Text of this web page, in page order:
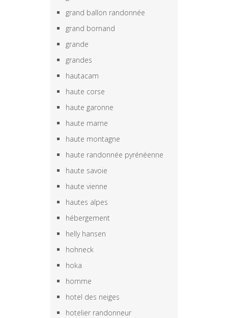
grand ballon randonnée
grand bornand
grande
grandes
hautacam
haute corse
haute garonne
haute marne
haute montagne
haute randonnée pyrénéenne
haute savoie
haute vienne
hautes alpes
hébergement
helly hansen
hohneck
hoka
homme
hotel des neiges
hotelier randonneur